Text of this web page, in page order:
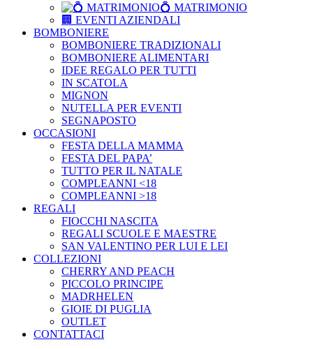
💍 MATRIMONIO
🏢 EVENTI AZIENDALI
BOMBONIERE
BOMBONIERE TRADIZIONALI
BOMBONIERE ALIMENTARI
IDEE REGALO PER TUTTI
IN SCATOLA
MIGNON
NUTELLA PER EVENTI
SEGNAPOSTO
OCCASIONI
FESTA DELLA MAMMA
FESTA DEL PAPA’
TUTTO PER IL NATALE
COMPLEANNI <18
COMPLEANNI >18
REGALI
FIOCCHI NASCITA
REGALI SCUOLE E MAESTRE
SAN VALENTINO PER LUI E LEI
COLLEZIONI
CHERRY AND PEACH
PICCOLO PRINCIPE
MADRHELEN
GIOIE DI PUGLIA
OUTLET
CONTATTACI